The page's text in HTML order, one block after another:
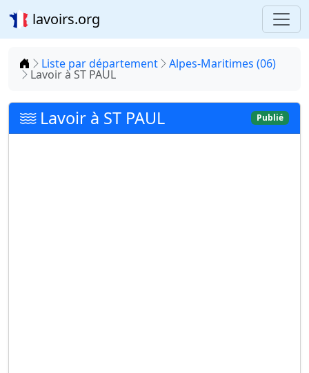
lavoirs.org
Accueil
Liste par département Alpes-Maritimes (06)
Lavoir à ST PAUL
Lavoir à ST PAUL Publié